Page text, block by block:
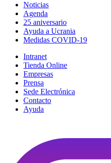
Noticias
Agenda
25 aniversario
Ayuda a Ucrania
Medidas COVID-19
Intranet
Tienda Online
Empresas
Prensa
Sede Electrónica
Contacto
Ayuda